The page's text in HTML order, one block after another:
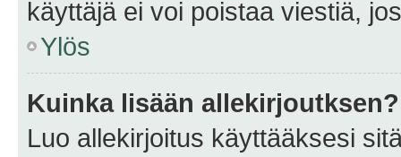
käyttäjä ei voi poistaa viestiä,
Ylös
Kuinka lisään allekirjoutksen?
Luo allekirjoitus käyttääksesi